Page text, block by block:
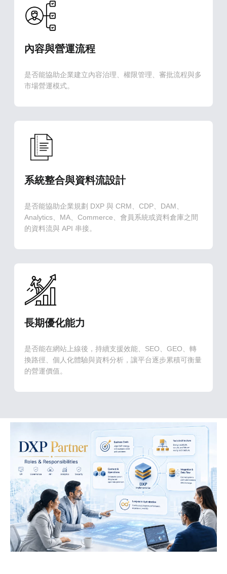
內容與營運流程
是否能協助企業建立內容治理、權限管理、審批流程與多
市場營運模式。
系統整合與資料流設計
是否能協助企業規劃 DXP 與 CRM、CDP、DAM、
Analytics、MA、Commerce、會員系統或資料倉庫之間
的資料流與 API 串接。
長期優化能力
是否能在網站上線後，持續支援效能、SEO、GEO、轉
換路徑、個人化體驗與資料分析，讓平台逐步累積可衡量
的營運價值。